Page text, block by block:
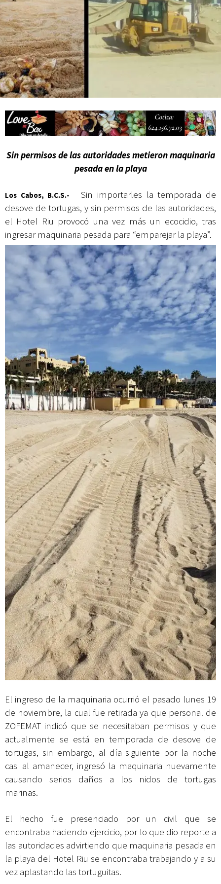
Campesina
Sin permisos de las autoridades metieron maquinaria
pesada en la playa
Los Cabos, B.C.S.-Sin importarles la temporada de
desove de tortugas, y sin permisos de las autoridades,
el Hotel Riu provocó una vez más un ecocidio, tras
ingresar maquinaria pesada para “emparejar la playa”.
El ingreso de la maquinaria ocurrió el pasado lunes 19
de noviembre, la cual fue retirada ya que personal de
ZOFEMAT indicó que se necesitaban permisos y que
actualmente se está en temporada de desove de
tortugas, sin embargo, al día siguiente por la noche
casi al amanecer, ingresó la maquinaria nuevamente
causando serios daños a los nidos de tortugas
marinas.
El hecho fue presenciado por un civil que se
encontraba haciendo ejercicio, por lo que dio reporte a
las autoridades advirtiendo que maquinaria pesada en
la playa del Hotel Riu se encontraba trabajando y a su
vez aplastando las tortuguitas.